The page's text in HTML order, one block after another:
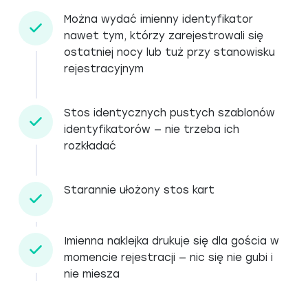
Można wydać imienny identyfikator
nawet tym, którzy zarejestrowali się
ostatniej nocy lub tuż przy stanowisku
rejestracyjnym
Stos identycznych pustych szablonów
identyfikatorów — nie trzeba ich
rozkładać
Starannie ułożony stos kart
Imienna naklejka drukuje się dla gościa w
momencie rejestracji — nic się nie gubi i
nie miesza